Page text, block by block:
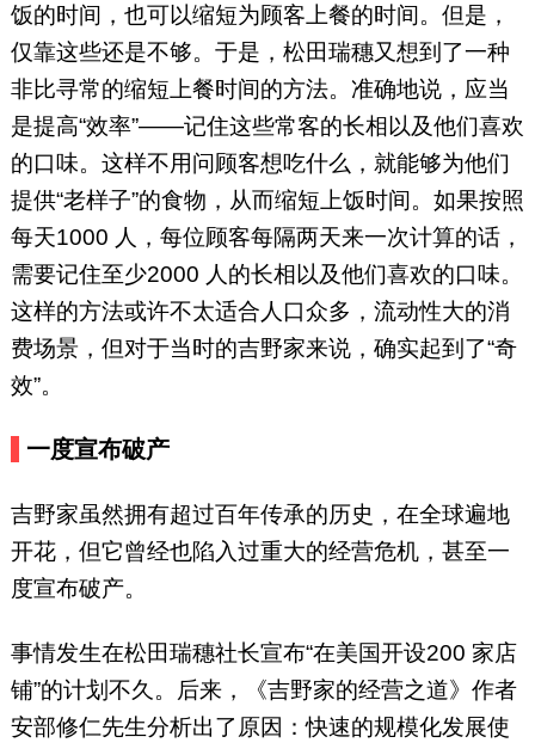
饭的时间，也可以缩短为顾客上餐的时间。但是，
仅靠这些还是不够。于是，松田瑞穗又想到了一种
非比寻常的缩短上餐时间的方法。准确地说，应当
是提高“效率”——记住这些常客的长相以及他们喜欢
的口味。这样不用问顾客想吃什么，就能够为他们
提供“老样子”的食物，从而缩短上饭时间。如果按照
每天1000 人，每位顾客每隔两天来一次计算的话，
需要记住至少2000 人的长相以及他们喜欢的口味。
这样的方法或许不太适合人口众多，流动性大的消
费场景，但对于当时的吉野家来说，确实起到了“奇
效”。
一度宣布破产
吉野家虽然拥有超过百年传承的历史，在全球遍地
开花，但它曾经也陷入过重大的经营危机，甚至一
度宣布破产。
事情发生在松田瑞穗社长宣布“在美国开设200 家店
铺”的计划不久。后来，《吉野家的经营之道》作者
安部修仁先生分析出了原因：快速的规模化发展使